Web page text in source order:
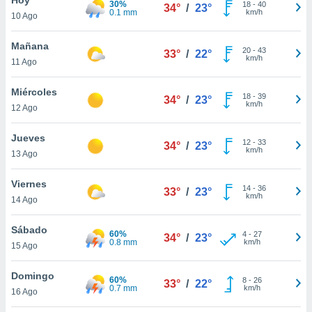
y
en
más
de
cookies
10 Ago
30%
0.1 mm
34° / 23° 18- 40
km/h
Mañana
11 Ago
33° / 22° 20- 43
km/h
Miércoles
12 Ago
34° / 23° 18- 39
km/h
Jueves
13 Ago
34° / 23° 12- 33
km/h
Viernes
14 Ago
33° / 23° 14- 36
km/h
Sábado
15 Ago
60%
0.8 mm
34° / 23° 4- 27
km/h
Domingo
16 Ago
60%
0.7 mm
33° / 22° 8- 26
km/h